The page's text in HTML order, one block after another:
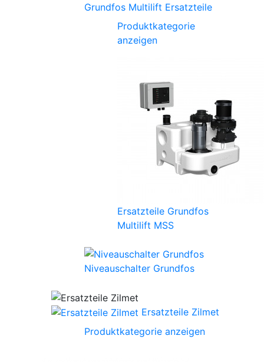
Grundfos Multilift Ersatzteile
Produktkategorie
anzeigen
Ersatzteile Grundfos
Multilift MSS
Niveauschalter Grundfos
Ersatzteile Zilmet
Produktkategorie anzeigen